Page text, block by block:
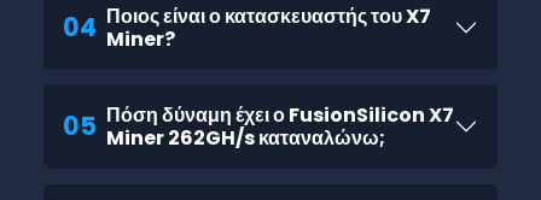
04 Ποιος είναι ο κατασκευαστής του X7
Miner?
05 Πόση δύναμη έχει ο FusionSilicon X7
Miner 262GH/s καταναλώνω;